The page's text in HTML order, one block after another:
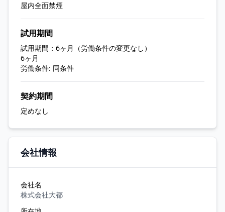
屋内全面禁煙
試用期間
試用期間：6ヶ月（労働条件の変更なし）
6ヶ月
労働条件: 同条件
契約期間
定めなし
会社情報
会社名
株式会社大都